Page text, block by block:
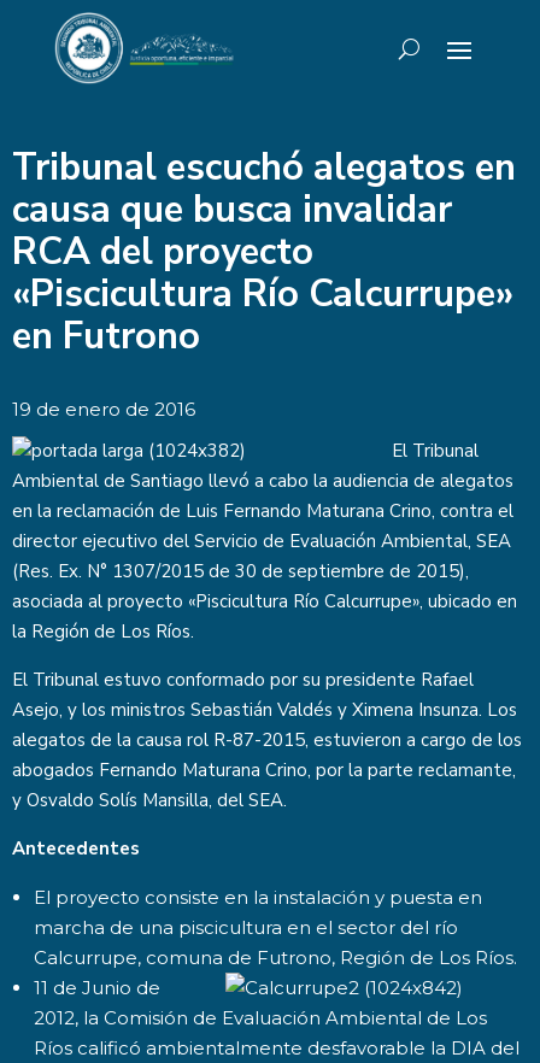
Tribunal escuchó alegatos en
causa que busca invalidar
RCA del proyecto
«Piscicultura Río Calcurrupe»
en Futrono
19 de enero de 2016
El Tribunal
Ambiental de Santiago llevó a cabo la audiencia de alegatos
en la reclamación de Luis Fernando Maturana Crino, contra el
director ejecutivo del Servicio de Evaluación Ambiental, SEA
(Res. Ex. N° 1307/2015 de 30 de septiembre de 2015),
asociada al proyecto «Piscicultura Río Calcurrupe», ubicado en
la Región de Los Ríos.
El Tribunal estuvo conformado por su presidente Rafael
Asejo, y los ministros Sebastián Valdés y Ximena Insunza. Los
alegatos de la causa rol R-87-2015, estuvieron a cargo de los
abogados Fernando Maturana Crino, por la parte reclamante,
y Osvaldo Solís Mansilla, del SEA.
Antecedentes
El proyecto consiste en la instalación y puesta en
marcha de una piscicultura en el sector del río
Calcurrupe, comuna de Futrono, Región de Los Ríos.
11 de Junio de
2012, la Comisión de Evaluación Ambiental de Los
Ríos calificó ambientalmente desfavorable la DIA del